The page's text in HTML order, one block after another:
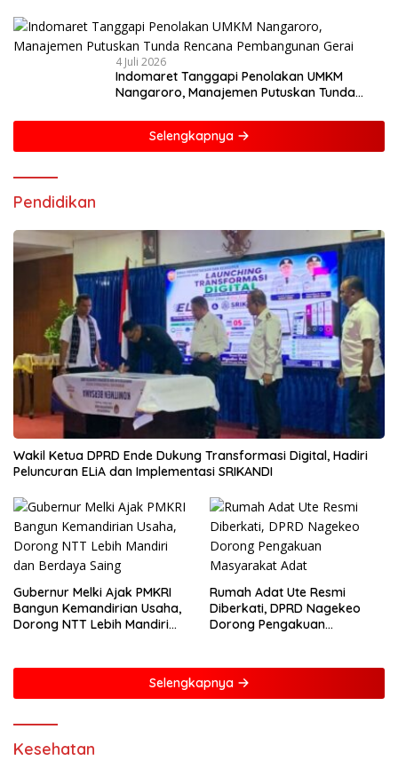
4 Juli 2026
Indomaret Tanggapi Penolakan UMKM
Nangaroro, Manajemen Putuskan Tunda
Selengkapnya
Pendidikan
Wakil Ketua DPRD Ende Dukung Transformasi Digital, Hadiri
Peluncuran ELiA dan Implementasi SRIKANDI
Gubernur Melki Ajak PMKRI
Bangun Kemandirian Usaha,
Dorong NTT Lebih Mandiri
Rumah Adat Ute Resmi
Diberkati, DPRD Nagekeo
Dorong Pengakuan
Selengkapnya
Kesehatan